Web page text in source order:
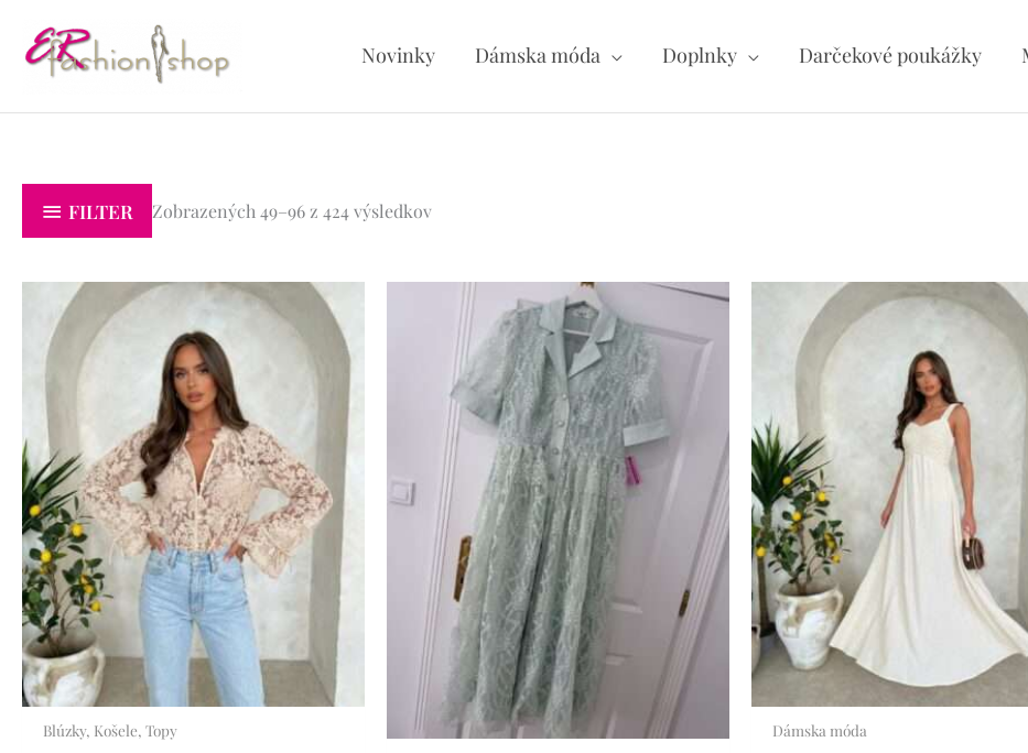
obsah
Novinky Dámska móda Doplnky Darčekové poukážky
FILTER Zobrazených 49–96 z 424 výsledkovpodľa
Blúzky, Košele, Topy Dámska móda